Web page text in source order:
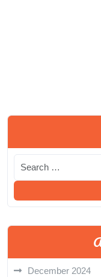
December 2024